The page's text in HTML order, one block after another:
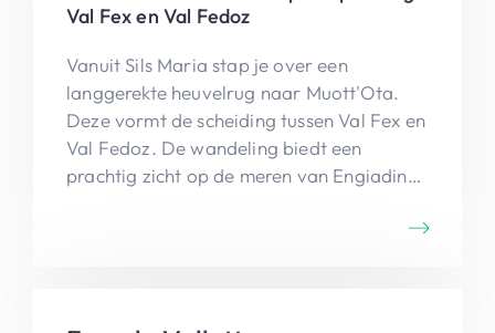
Val Fex en Val Fedoz
Vanuit Sils Maria stap je over een
langgerekte heuvelrug naar Muott'Ota.
Deze vormt de scheiding tussen Val Fex en
Val Fedoz. De wandeling biedt een
prachtig zicht op de meren van Engiadina.